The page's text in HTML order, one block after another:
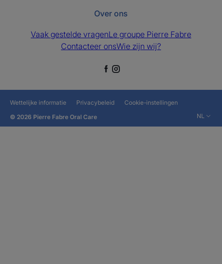
Over ons
Vaak gestelde vragenLe groupe Pierre Fabre
Contacteer onsWie zijn wij?
Wettelijke informatie Privacybeleid
Cookie-instellingen
© 2026 Pierre Fabre Oral Care
NL